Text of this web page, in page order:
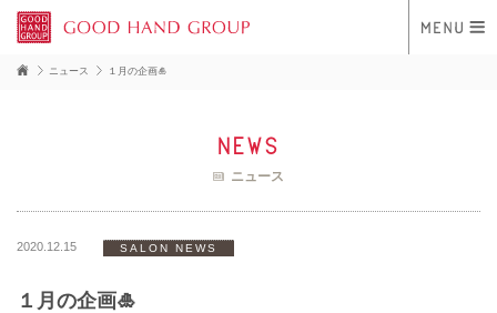
ニュース １月の企画🎍
news
ニュース
2020.12.15 SALON NEWS
１月の企画🎍